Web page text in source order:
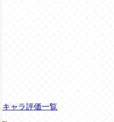
キャラ評価一覧